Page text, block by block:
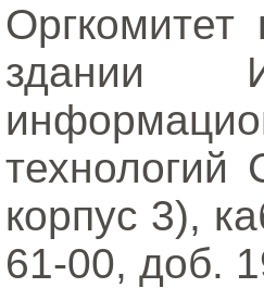
здании
корпус 3),
61-00, доб.